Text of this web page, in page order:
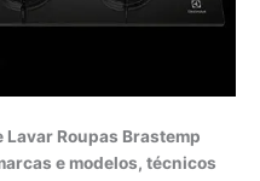
Roupas Brastemp
e modelos, técnicos